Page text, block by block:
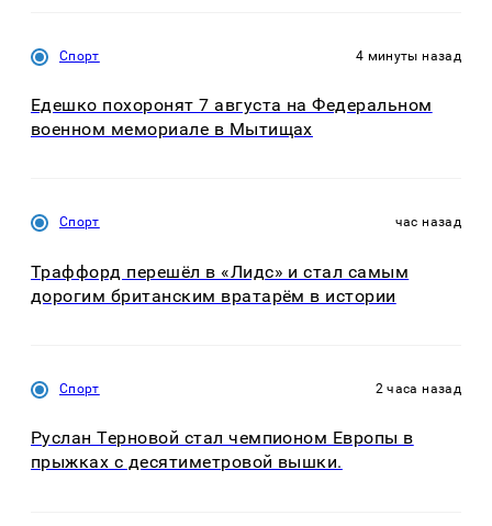
Спорт 4 минуты назад
Едешко похоронят 7 августа на Федеральном
военном мемориале в Мытищах
Спорт час назад
Траффорд перешёл в «Лидс» и стал самым
дорогим британским вратарём в истории
Спорт 2 часа назад
Руслан Терновой стал чемпионом Европы в
прыжках с десятиметровой вышки.